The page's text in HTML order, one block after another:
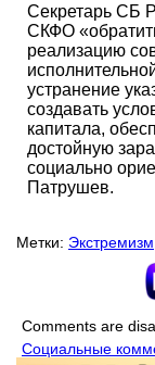
Секретарь СБ
СКФО
реализацию
устранение
создавать
капитала,
достойную
социально
Патрушев.
Метки: Экстремизм
Comments are
Социальные